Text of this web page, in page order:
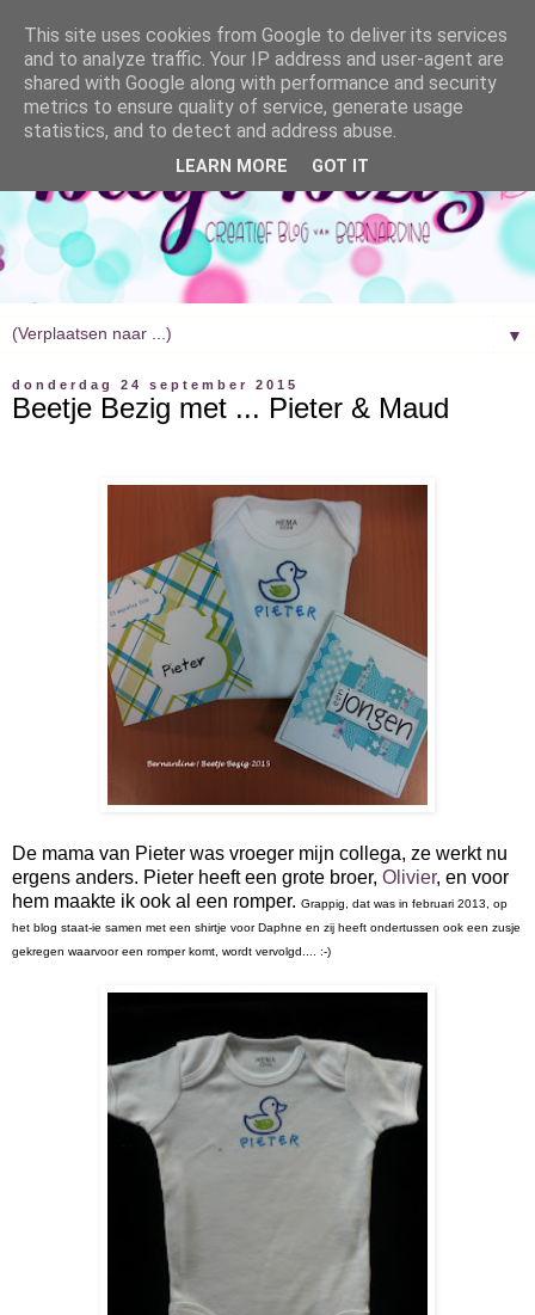
▼
donderdag 24 september 2015
Beetje Bezig met ... Pieter & Maud
De mama van Pieter was vroeger mijn collega, ze werkt nu
ergens anders. Pieter heeft een grote broer, Olivier, en voor
hem maakte ik ook al een romper. Grappig, dat was in februari 2013, op
het blog staat-ie samen met een shirtje voor Daphne en zij heeft ondertussen ook een zusje
gekregen waarvoor een romper komt, wordt vervolgd.... :-)
This site uses cookies from Google to deliver its services
and to analyze traffic. Your IP address and user-agent are
shared with Google along with performance and security
metrics to ensure quality of service, generate usage
statistics, and to detect and address abuse.
LEARN MORE GOT IT